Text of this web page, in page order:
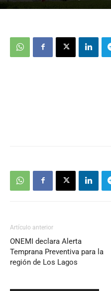
Artículo anterior
ONEMI declara Alerta
Temprana Preventiva para la
región de Los Lagos